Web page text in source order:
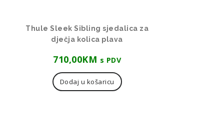
Thule Sleek Sibling sjedalica za
dječja kolica plava
710,00KM s PDV
Dodaj u košaricu